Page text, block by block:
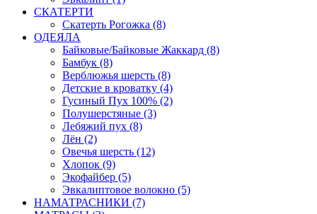
СКАТЕРТИ
Скатерть Рогожка (8)
ОДЕЯЛА
Байковые/Байковые Жаккард (8)
Бамбук (8)
Верблюжья шерсть (8)
Детские в кроватку (4)
Гусиный Пух 100% (2)
Полушерстяные (3)
Лебяжий пух (8)
Лён (2)
Овечья шерсть (12)
Хлопок (9)
Экофайбер (5)
Эвкалиптовое волокно (5)
НАМАТРАСНИКИ (7)